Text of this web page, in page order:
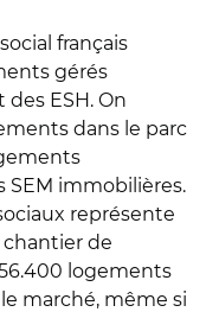
français
gérés
ESH. On
dans le parc
immobilières.
représente
de
logements
marché, même si